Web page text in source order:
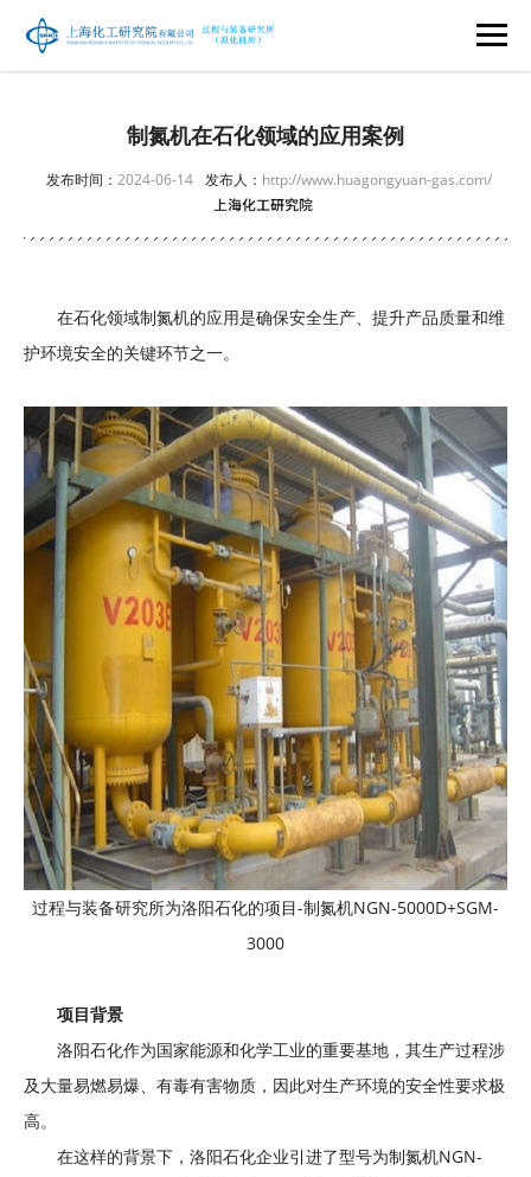
制氮机在石化领域的应用案例
发布时间： 2024-06-14 发布人： http://www.huagongyuan-gas.com/
在石化领域制氮机的应用是确保安全生产、提升产品质量和维
护环境安全的关键环节之一。
过程与装备研究所为洛阳石化的项目-制氮机NGN-5000D+SGM-
3000
项目背景
洛阳石化作为国家能源和化学工业的重要基地，其生产过程涉
及大量易燃易爆、有毒有害物质，因此对生产环境的安全性要求极
高。
在这样的背景下，洛阳石化企业引进了型号为制氮机NGN-